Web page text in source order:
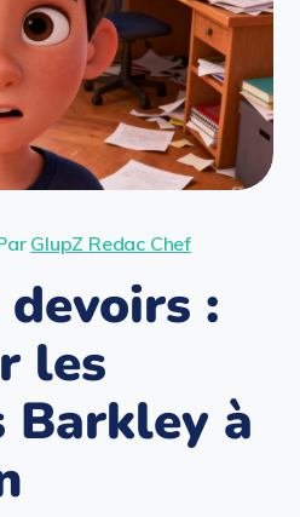
GlupZ Redac Chef
:
les
Barkley à